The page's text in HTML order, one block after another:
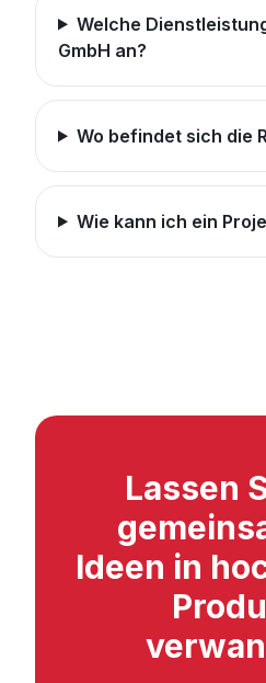
Welche
GmbH an?
Wo befindet sich die
Wie kann ich ein
Lassen
Ideen in